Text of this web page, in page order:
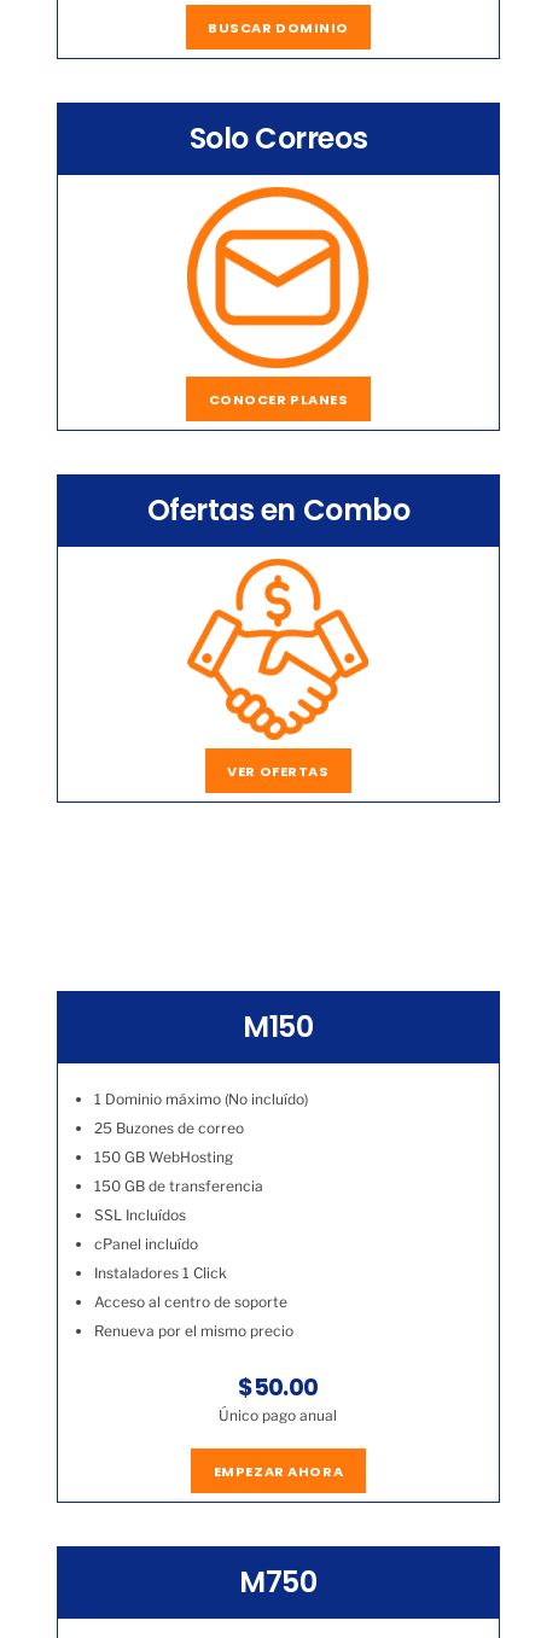
BUSCAR DOMINIO
Solo Correos
CONOCER PLANES
Ofertas en Combo
VER OFERTAS
M150
1 Dominio máximo (No incluído)
25 Buzones de correo
150 GB WebHosting
150 GB de transferencia
SSL Incluídos
cPanel incluído
Instaladores 1 Click
Acceso al centro de soporte
Renueva por el mismo precio
$50.00
Único pago anual
EMPEZAR AHORA
M750